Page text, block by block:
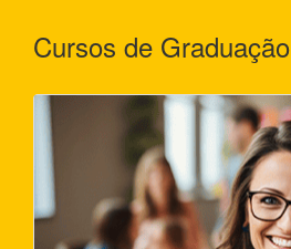
Cursos de Graduação